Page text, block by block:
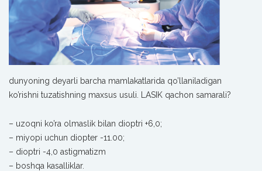
dunyoning deyarli barcha mamlakatlarida qo’llaniladigan
ko’rishni tuzatishning maxsus usuli. LASIK qachon samarali?
– uzoqni ko’ra olmaslik bilan dioptri +6,0;
– miyopi uchun diopter -11.00;
– dioptri -4,0 astigmatizm
– boshqa kasalliklar.